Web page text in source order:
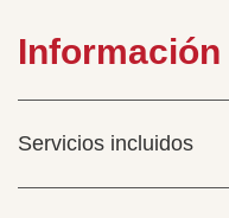
Información
Servicios incluidos